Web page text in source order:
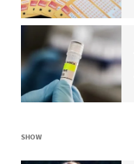
SHOW